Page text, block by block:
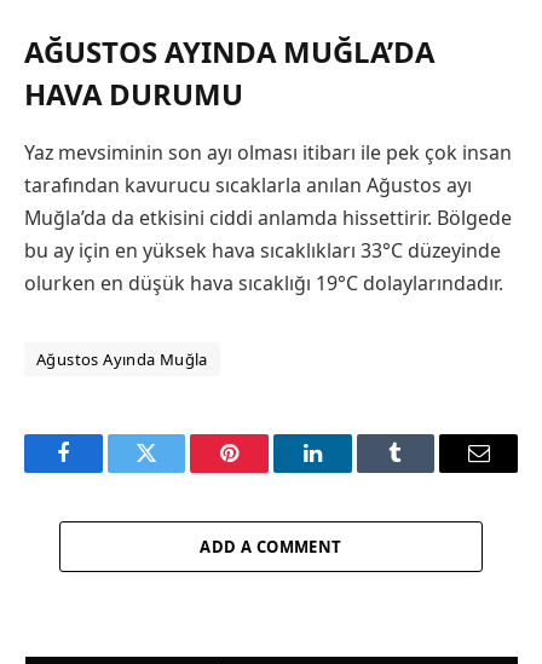
AĞUSTOS AYINDA MUĞLA’DA
HAVA DURUMU
Yaz mevsiminin son ayı olması itibarı ile pek çok insan
tarafından kavurucu sıcaklarla anılan Ağustos ayı
Muğla’da da etkisini ciddi anlamda hissettirir. Bölgede
bu ay için en yüksek hava sıcaklıkları 33°C düzeyinde
olurken en düşük hava sıcaklığı 19°C dolaylarındadır.
Ağustos Ayında Muğla
FacebookTwitter Pinterest LinkedInTumblr Email
ADD A COMMENT